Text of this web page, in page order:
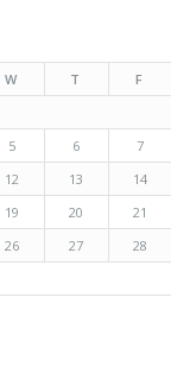
W T F
5 6 7
12 13 14
19 20 21
26 27 28